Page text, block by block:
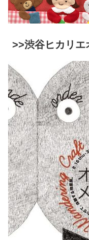
>>渋谷ヒカリエ